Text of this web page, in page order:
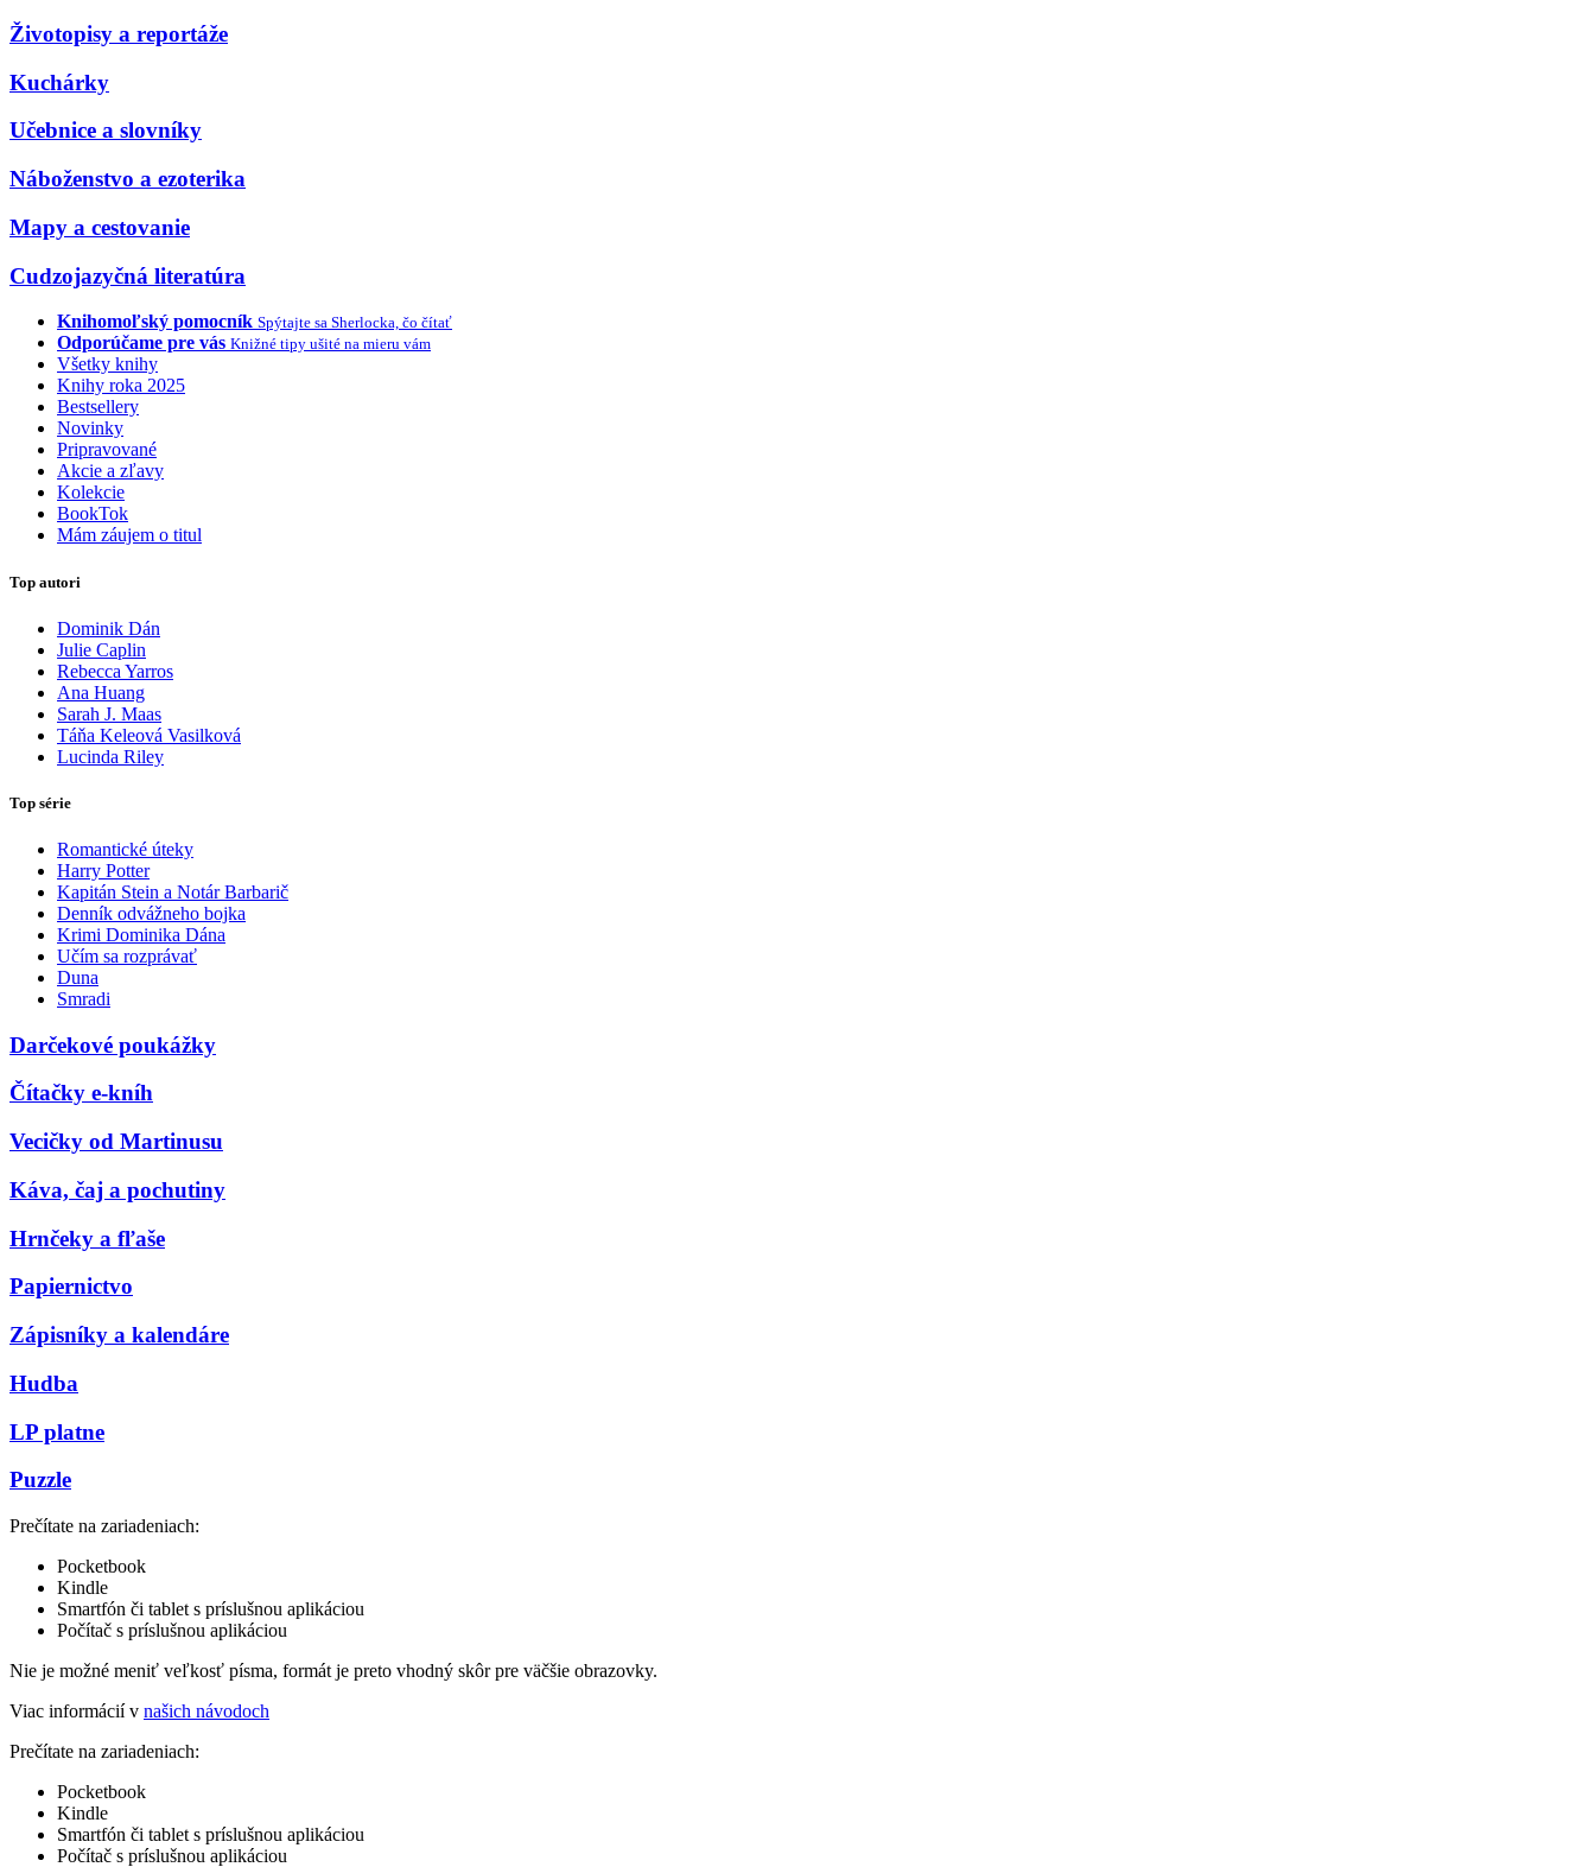
Životopisy a reportáže
Kuchárky
Učebnice a slovníky
Náboženstvo a ezoterika
Mapy a cestovanie
Cudzojazyčná literatúra
Knihomoľský pomocník Spýtajte sa Sherlocka, čo čítať
Odporúčame pre vás Knižné tipy ušité na mieru vám
Všetky knihy
Knihy roka 2025
Bestsellery
Novinky
Pripravované
Akcie a zľavy
Kolekcie
BookTok
Mám záujem o titul
Top autori
Dominik Dán
Julie Caplin
Rebecca Yarros
Ana Huang
Sarah J. Maas
Táňa Keleová Vasilková
Lucinda Riley
Top série
Romantické úteky
Harry Potter
Kapitán Stein a Notár Barbarič
Denník odvážneho bojka
Krimi Dominika Dána
Učím sa rozprávať
Duna
Smradi
Darčekové poukážky
Čítačky e-kníh
Vecičky od Martinusu
Káva, čaj a pochutiny
Hrnčeky a fľaše
Papiernictvo
Zápisníky a kalendáre
Hudba
LP platne
Puzzle
Prečítate na zariadeniach:
Pocketbook
Kindle
Smartfón či tablet s príslušnou aplikáciou
Počítač s príslušnou aplikáciou
Nie je možné meniť veľkosť písma, formát je preto vhodný skôr pre väčšie obrazovky.
Viac informácií v našich návodoch
Prečítate na zariadeniach:
Pocketbook
Kindle
Smartfón či tablet s príslušnou aplikáciou
Počítač s príslušnou aplikáciou